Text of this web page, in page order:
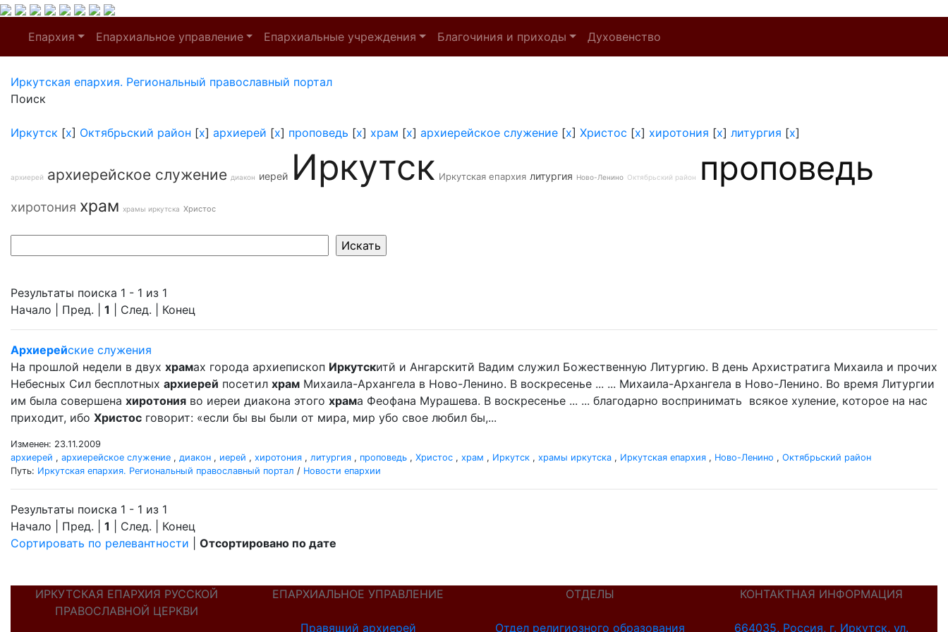
Епархия Епархиальное управление Епархиальные учреждения Благочиния и приходы Духовенство
Иркутская епархия. Региональный православный портал
Поиск
Иркутск [x] Октябрьский район [x] архиерей [x] проповедь [x] храм [x] архиерейское служение [x] Христос [x] хиротония [x] литургия [x]
архиерей архиерейское служение диакон иерей Иркутск Иркутская епархия литургия Ново-Ленино Октябрьский район проповедь
хиротония храм храмы иркутска Христос
Результаты поиска 1 - 1 из 1
Начало | Пред. | 1 | След. | Конец
Архиерейские служения
На прошлой недели в двух храмах города архиепископ Иркутскитй и Ангарскитй Вадим служил Божественную Литургию. В день Архистратига Михаила и прочих
Небесных Сил бесплотных архиерей посетил храм Михаила-Архангела в Ново-Ленино. В воскресенье ... ... Михаила-Архангела в Ново-Ленино. Во время Литургии
им была совершена хиротония во иереи диакона этого храма Феофана Мурашева. В воскресенье ... ... благодарно воспринимать всякое хуление, которое на нас
приходит, ибо Христос говорит: «если бы вы были от мира, мир убо свое любил бы,...
Изменен: 23.11.2009
архиерей , архиерейское служение , диакон , иерей , хиротония , литургия , проповедь , Христос , храм , Иркутск , храмы иркутска , Иркутская епархия , Ново-Ленино , Октябрьский район
Путь: Иркутская епархия. Региональный православный портал / Новости епархии
Результаты поиска 1 - 1 из 1
Начало | Пред. | 1 | След. | Конец
Сортировать по релевантности
Отсортировано по дате
ИРКУТСКАЯ ЕПАРХИЯ РУССКОЙ
ПРАВОСЛАВНОЙ ЦЕРКВИ
ЕПАРХИАЛЬНОЕ УПРАВЛЕНИЕ
Правящий архиерей
ОТДЕЛЫ
Отдел религиозного образования
КОНТАКТНАЯ ИНФОРМАЦИЯ
664035, Россия, г. Иркутск, ул.